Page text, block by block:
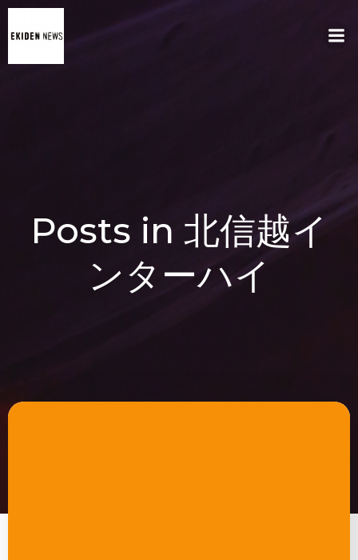
Posts in 北信越イ
ンターハイ